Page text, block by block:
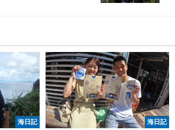
海日記 海日記